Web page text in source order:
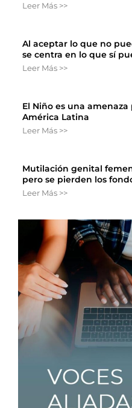
Leer Más >>
Al aceptar lo que no
se centra en lo que sí
Leer Más >>
El Niño es una
América Latina
Leer Más >>
Mutilación genital
pero se pierden los
Leer Más >>